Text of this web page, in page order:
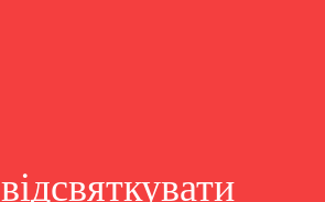
відсвяткувати